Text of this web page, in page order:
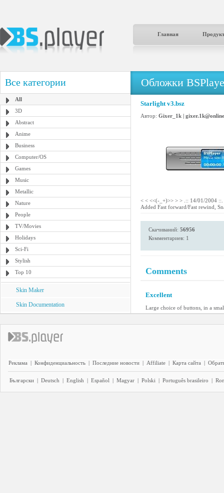
Главная
Все категории
All
3D
Abstract
Anime
Business
Computer/OS
Games
Music
Metallic
Nature
People
TV/Movies
Holidays
Sci-Fi
Stylish
Top 10
Skin Maker
Skin Documentation
Обложки
Starlight v3.bsz
Автор: Gixer_1k |
< < <<(-_+)>> > > .:: 14/01/2004
Added Fast forward/Fast rewind,
Скачиваний: 56956
Комментариев: 1
Comments
Excellent
Large choice of buttons, in a
Реклама | Конфиденциальность | Последние новости | Affiliate | Карта сайта |
Български | Deutsch | English | Español | Magyar | Polski | Português brasileiro |